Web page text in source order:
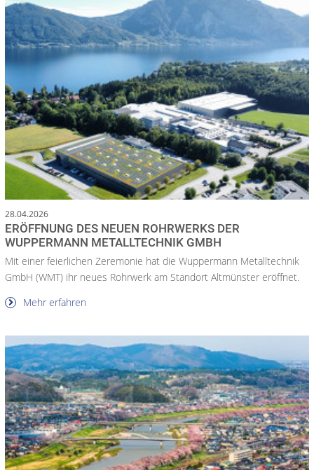
28.04.2026
ERÖFFNUNG DES NEUEN ROHRWERKS DER
WUPPERMANN METALLTECHNIK GMBH
Mit einer feierlichen Zeremonie hat die Wuppermann Metalltechnik
GmbH (WMT) ihr neues Rohrwerk am Standort Altmünster eröffnet.
Mehr erfahren